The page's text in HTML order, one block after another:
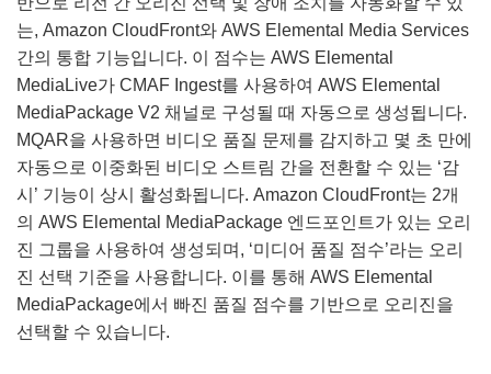
는, Amazon CloudFront와 AWS Elemental Media Services
간의 통합 기능입니다. 이 점수는 AWS Elemental
MediaLive가 CMAF Ingest를 사용하여 AWS Elemental
MediaPackage V2 채널로 구성될 때 자동으로 생성됩니다.
MQAR을 사용하면 비디오 품질 문제를 감지하고 몇 초 만에
자동으로 이중화된 비디오 스트림 간을 전환할 수 있는 ‘감
시’ 기능이 상시 활성화됩니다. Amazon CloudFront는 2개
의 AWS Elemental MediaPackage 엔드포인트가 있는 오리
진 그룹을 사용하여 생성되며, ‘미디어 품질 점수’라는 오리
진 선택 기준을 사용합니다. 이를 통해 AWS Elemental
MediaPackage에서 빠진 품질 점수를 기반으로 오리진을
선택할 수 있습니다.